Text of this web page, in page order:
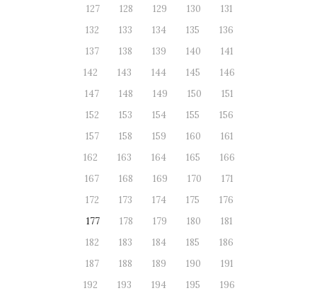
127
128 129 130
131
132
133 134 135
136
137
138 139 140
141
142
143 144 145
146
147
148 149 150
151
152
153 154 155
156
157
158 159 160
161
162
163 164 165
166
167
168 169 170
171
172
173 174 175
176
177
178 179 180
181
182
183 184 185
186
187
188 189 190
191
192
193 194 195
196